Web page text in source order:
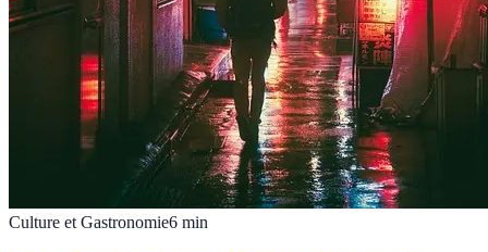
Culture et Gastronomie6 min